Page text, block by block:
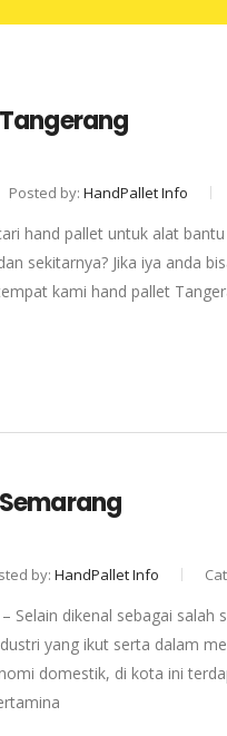
Posted by: HandPallet Info
hand pallet untuk alat
sekitarnya? Jika iya anda
kami hand pallet
by: HandPallet Info
– Selain dikenal sebagai
yang ikut serta dalam
domestik, di kota ini